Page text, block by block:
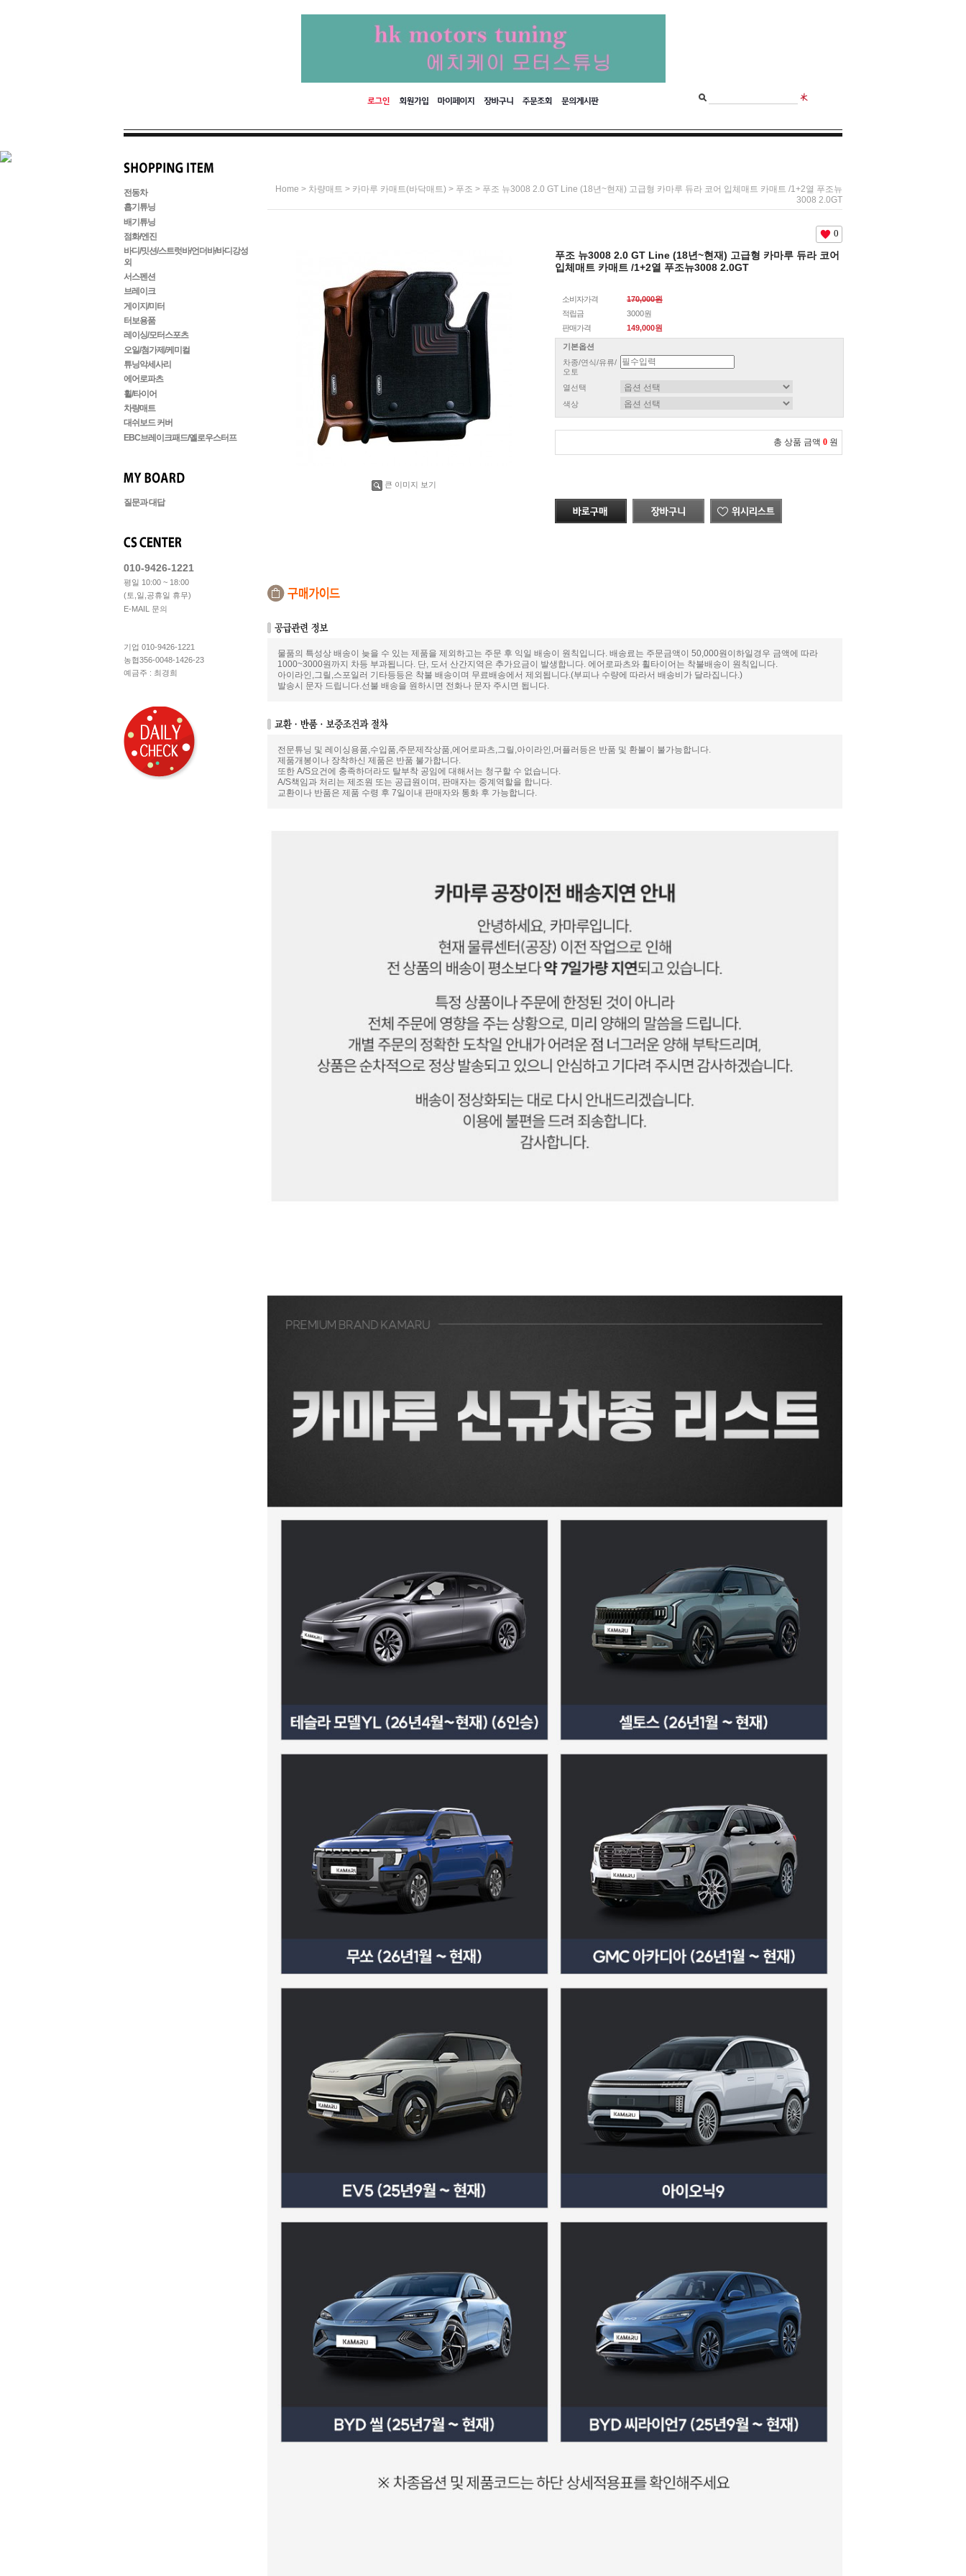
전동차
흡기튜닝
배기튜닝
점화/엔진
바디/밋션/스트럿바/언더바/바디강성
외
서스펜션
브레이크
게이지/미터
터보용품
레이싱/모터스포츠
오일/첨가제/케미컬
튜닝악세사리
에어로파츠
휠/타이어
차량매트
대쉬보드 커버
EBC브레이크패드/옐로우스터프
질문과 대답
010-9426-1221
평일 10:00 ~ 18:00
(토,일,공휴일 휴무)
E-MAIL 문의
기업 010-9426-1221
농협356-0048-1426-23
예금주 : 최경희
Home > 차량매트 > 카마루 카매트(바닥매트) > 푸조 > 푸조 뉴3008 2.0 GT Line (18년~현재) 고급형 카마루 듀라 코어 입체매트 카매트 /1+2열 푸조뉴
3008 2.0GT
큰 이미지 보기
0
푸조 뉴3008 2.0 GT Line (18년~현재) 고급형 카마루 듀라 코어
입체매트 카매트 /1+2열 푸조뉴3008 2.0GT
소비자가격
170,000원
적립금
3000원
판매가격
149,000원
기본옵션
차종/연식/유류/
오토
열선택
색상
총 상품 금액 0 원
물품의 특성상 배송이 늦을 수 있는 제품을 제외하고는 주문 후 익일 배송이 원칙입니다. 배송료는 주문금액이 50,000원이하일경우 금액에 따라
1000~3000원까지 차등 부과됩니다. 단, 도서 산간지역은 추가요금이 발생합니다. 에어로파츠와 휠타이어는 착불배송이 원칙입니다.
아이라인,그릴,스포일러 기타등등은 착불 배송이며 무료배송에서 제외됩니다.(부피나 수량에 따라서 배송비가 달라집니다.)
발송시 문자 드립니다.선불 배송을 원하시면 전화나 문자 주시면 됩니다.
전문튜닝 및 레이싱용품,수입품,주문제작상품,에어로파츠,그릴,아이라인,머플러등은 반품 및 환불이 불가능합니다.
제품개봉이나 장착하신 제품은 반품 불가합니다.
또한 A/S요건에 충족하더라도 탈부착 공임에 대해서는 청구할 수 없습니다.
A/S책임과 처리는 제조원 또는 공급원이며, 판매자는 중계역할을 합니다.
교환이나 반품은 제품 수령 후 7일이내 판매자와 통화 후 가능합니다.